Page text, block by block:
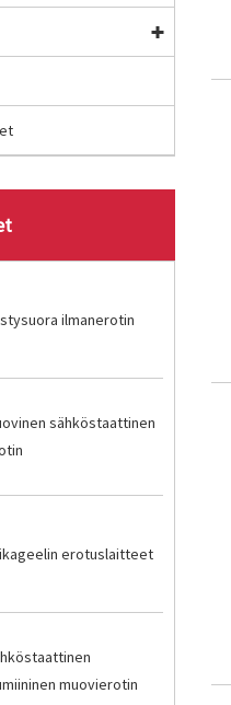
ilmanerotin
sähköstaattinen
erotuslaitteet
muovierotin